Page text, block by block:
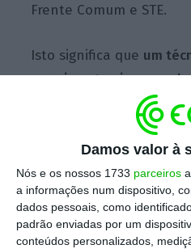
Damos valor à
Nós e os nossos 1733 parceiros
a informações num dispositivo,
dados pessoais, como
padrão enviadas por um
conteúdos personalizados,
Frente Comum e STE.
Isto significa que um
carreiras gerais que
mensais brutos, o
Tabela
poderá ver o
1.758,36 euros (nível 22
exercer as funções de
especialistaem
públicas, por exemplo.